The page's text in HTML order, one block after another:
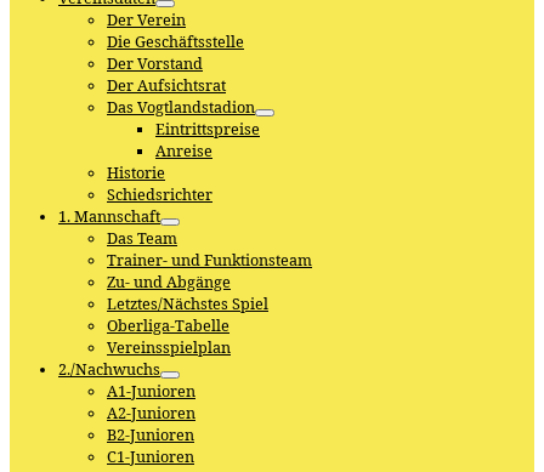
Der Verein
Die Geschäftsstelle
Der Vorstand
Der Aufsichtsrat
Das Vogtlandstadion
Eintrittspreise
Anreise
Historie
Schiedsrichter
1. Mannschaft
Das Team
Trainer- und Funktionsteam
Zu- und Abgänge
Letztes/Nächstes Spiel
Oberliga-Tabelle
Vereinsspielplan
2./Nachwuchs
A1-Junioren
A2-Junioren
B2-Junioren
C1-Junioren